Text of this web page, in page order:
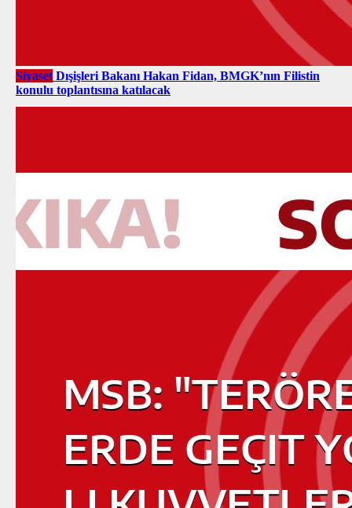
Siyaset Dışişleri Bakanı Hakan Fidan, BMGK’nın Filistin
konulu toplantısına katılacak